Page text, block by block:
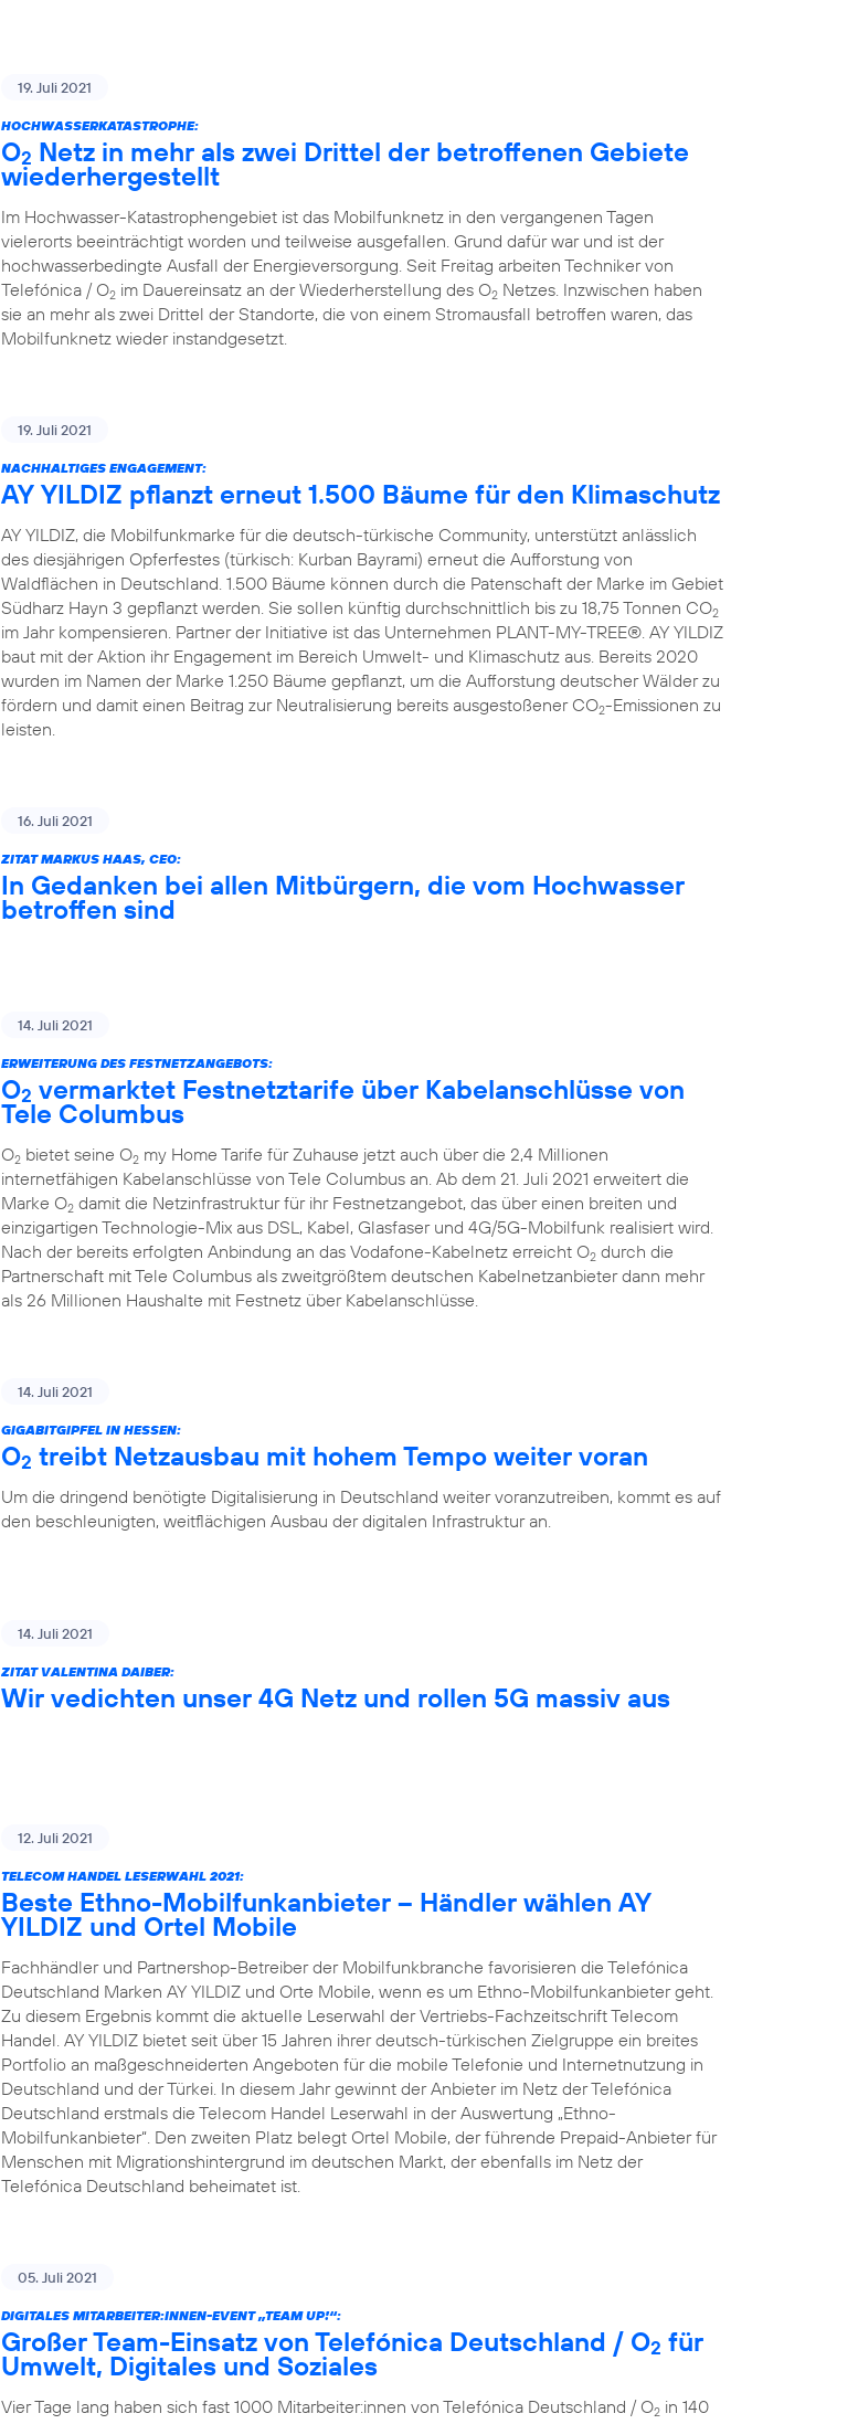
19. Juli 2021
HOCHWASSERKATASTROPHE:
O2 Netz in mehr als zwei Drittel der betroffenen Gebiete
wiederhergestellt
Im Hochwasser-Katastrophengebiet ist das Mobilfunknetz in den vergangenen Tagen
vielerorts beeinträchtigt worden und teilweise ausgefallen. Grund dafür war und ist der
hochwasserbedingte Ausfall der Energieversorgung. Seit Freitag arbeiten Techniker von
Telefónica / O2 im Dauereinsatz an der Wiederherstellung des O2 Netzes. Inzwischen haben
sie an mehr als zwei Drittel der Standorte, die von einem Stromausfall betroffen waren, das
Mobilfunknetz wieder instandgesetzt.
19. Juli 2021
NACHHALTIGES ENGAGEMENT:
AY YILDIZ pflanzt erneut 1.500 Bäume für den Klimaschutz
AY YILDIZ, die Mobilfunkmarke für die deutsch-türkische Community, unterstützt anlässlich
des diesjährigen Opferfestes (türkisch: Kurban Bayrami) erneut die Aufforstung von
Waldflächen in Deutschland. 1.500 Bäume können durch die Patenschaft der Marke im Gebiet
Südharz Hayn 3 gepflanzt werden. Sie sollen künftig durchschnittlich bis zu 18,75 Tonnen CO2
im Jahr kompensieren. Partner der Initiative ist das Unternehmen PLANT-MY-TREE®. AY YILDIZ
baut mit der Aktion ihr Engagement im Bereich Umwelt- und Klimaschutz aus. Bereits 2020
wurden im Namen der Marke 1.250 Bäume gepflanzt, um die Aufforstung deutscher Wälder zu
fördern und damit einen Beitrag zur Neutralisierung bereits ausgestoßener CO2-Emissionen zu
leisten.
16. Juli 2021
ZITAT MARKUS HAAS, CEO:
In Gedanken bei allen Mitbürgern, die vom Hochwasser
betroffen sind
14. Juli 2021
ERWEITERUNG DES FESTNETZANGEBOTS:
O2 vermarktet Festnetztarife über Kabelanschlüsse von
Tele Columbus
O2 bietet seine O2 my Home Tarife für Zuhause jetzt auch über die 2,4 Millionen
internetfähigen Kabelanschlüsse von Tele Columbus an. Ab dem 21. Juli 2021 erweitert die
Marke O2 damit die Netzinfrastruktur für ihr Festnetzangebot, das über einen breiten und
einzigartigen Technologie-Mix aus DSL, Kabel, Glasfaser und 4G/5G-Mobilfunk realisiert wird.
Nach der bereits erfolgten Anbindung an das Vodafone-Kabelnetz erreicht O2 durch die
Partnerschaft mit Tele Columbus als zweitgrößtem deutschen Kabelnetzanbieter dann mehr
als 26 Millionen Haushalte mit Festnetz über Kabelanschlüsse.
14. Juli 2021
GIGABITGIPFEL IN HESSEN:
O2 treibt Netzausbau mit hohem Tempo weiter voran
Um die dringend benötigte Digitalisierung in Deutschland weiter voranzutreiben, kommt es auf
den beschleunigten, weitflächigen Ausbau der digitalen Infrastruktur an.
14. Juli 2021
ZITAT VALENTINA DAIBER:
Wir vedichten unser 4G Netz und rollen 5G massiv aus
12. Juli 2021
TELECOM HANDEL LESERWAHL 2021:
Beste Ethno-Mobilfunkanbieter – Händler wählen AY
YILDIZ und Ortel Mobile
Fachhändler und Partnershop-Betreiber der Mobilfunkbranche favorisieren die Telefónica
Deutschland Marken AY YILDIZ und Orte Mobile, wenn es um Ethno-Mobilfunkanbieter geht.
Zu diesem Ergebnis kommt die aktuelle Leserwahl der Vertriebs-Fachzeitschrift Telecom
Handel. AY YILDIZ bietet seit über 15 Jahren ihrer deutsch-türkischen Zielgruppe ein breites
Portfolio an maßgeschneiderten Angeboten für die mobile Telefonie und Internetnutzung in
Deutschland und der Türkei. In diesem Jahr gewinnt der Anbieter im Netz der Telefónica
Deutschland erstmals die Telecom Handel Leserwahl in der Auswertung „Ethno-
Mobilfunkanbieter“. Den zweiten Platz belegt Ortel Mobile, der führende Prepaid-Anbieter für
Menschen mit Migrationshintergrund im deutschen Markt, der ebenfalls im Netz der
Telefónica Deutschland beheimatet ist.
05. Juli 2021
DIGITALES MITARBEITER:INNEN-EVENT „TEAM UP!“:
Großer Team-Einsatz von Telefónica Deutschland / O2 für
Umwelt, Digitales und Soziales
Vier Tage lang haben sich fast 1000 Mitarbeiter:innen von Telefónica Deutschland / O2 in 140